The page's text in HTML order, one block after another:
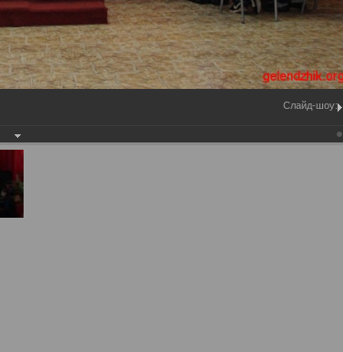
имуществе и обязательствах
имущественного характера
План работы и график сессий
Написать обращение
Слайд-шоу: